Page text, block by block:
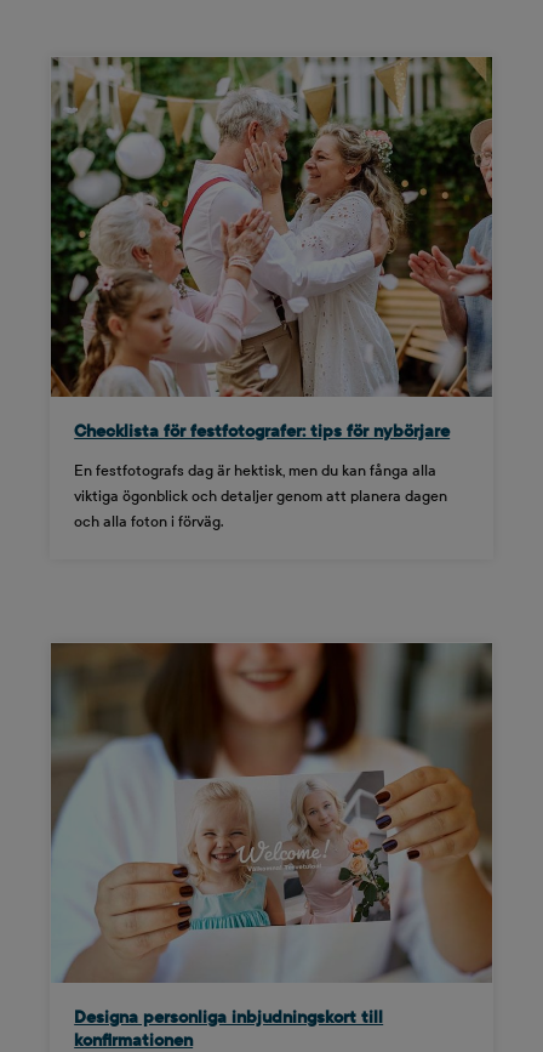
Checklista för festfotografer: tips för nybörjare
En festfotografs dag är hektisk, men du kan fånga alla
viktiga ögonblick och detaljer genom att planera dagen
och alla foton i förväg.
Designa personliga inbjudningskort till
konfirmationen